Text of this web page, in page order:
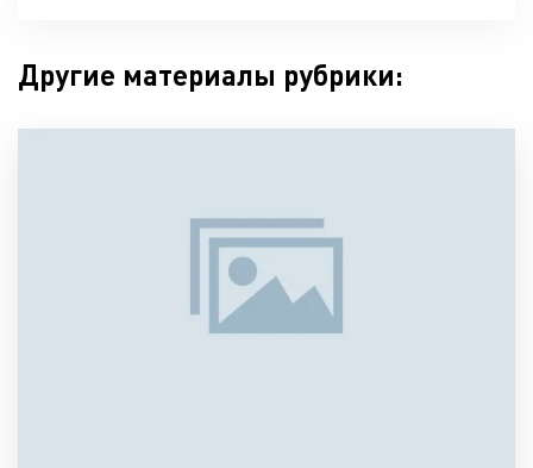
Другие материалы рубрики: